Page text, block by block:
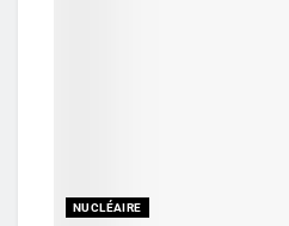
NUCLÉAIRE